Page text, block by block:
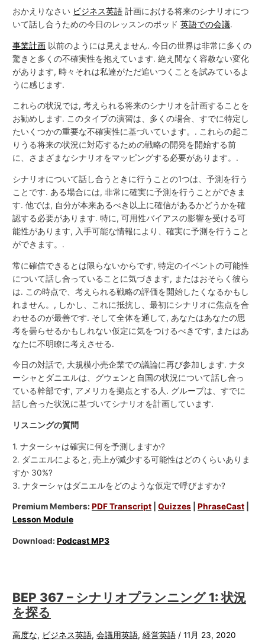
おかえりなさい ビジネス英語 計画における将来のシナリオにつ
いて話し合うための今日のレッスンのポッド英語での会議.
事業計画 以前のようには見えません. 今日の世界は非常に多くの
驚きと多くの不確実性を抱えています. 絶え間なく容赦ない変化
があります, 時々それは私達がただ追いつくことを試みているよ
うに感じます.
これらの状況では, 考えられる将来のシナリオを計画することを
お勧めします. このタイプの演習は、多くの場合、すでに特定し
たいくつかの重要な不確実性に基づいています。. これらの起こ
りうる将来の状況に対応するための戦略の開発を開始する前
に、さまざまなシナリオをマッピングする必要があります。.
シナリオについて話し合うときに行うことの1つは、予測を行う
ことです. ある場合には, 非常に確実に予測を行うことができま
す. 他では, 自分が本来あるべき以上に確信があるかどうかを確
認する必要があります. 特に, 可用性バイアスの影響を受ける可
能性があります, 入手可能な情報により、確実に予測を行うこと
ができます。.
常に確信できるとは限らないからです, 特定のイベントの可能性
について話し合っていることに気づきます, またはおそらく彼ら
は. この時点で、考えられる戦略の評価を開始したくなるかもし
れません。, しかし、これに抵抗し、最初にシナリオに焦点を合
わせるのが最善です. そして全体を通して, あなたはあなたの思
考を曇らせるかもしれない仮定に気をつけるべきです, またはあ
なたに不明瞭に考えさせる.
今日の対話で, 大規模小売企業での議論に再び参加します. ナタ
ーシャとダニエルは、グウェンと自国の状況について話し合っ
ている幹部です, アメリカを拠点とする人. グループは、すでに
話し合った状況に基づいてシナリオを計画しています.
リスニングの質問
1. ナターシャは確実に何を予測しますか?
2. ダニエルによると, 売上が減少する可能性はどのくらいありま
すか 30%?
3. ナターシャはダニエルをどのような仮定で呼びますか?
Premium Members:PDF Transcript |Quizzes |PhraseCast
Lesson Module
Download:Podcast MP3
BEP 367 – シナリオプランニング 1: 状況
を探る
高度な, ビジネス英語,会議用英語,経営英語 /11月 23, 2020